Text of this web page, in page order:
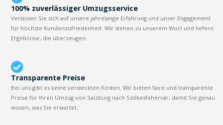
100% zuverlässiger Umzugsservice
Verlassen Sie sich auf unsere jahrelange Erfahrung und unser Engagement
für höchste Kundenzufriedenheit. Wir stehen zu unserem Wort und liefern
Ergebnisse, die überzeugen.
Transparente Preise
Bei uns gibt es keine versteckten Kosten. Wir bieten faire und transparente
Preise für Ihren Umzug von Salzburg nach Székesfehérvár, damit Sie genau
wissen, was Sie erwartet.